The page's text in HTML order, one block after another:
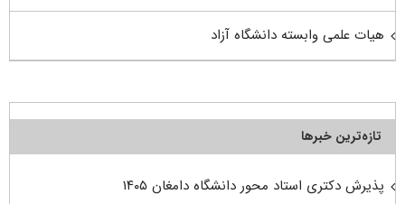
هیات علمی وابسته دانشگاه آزاد
تازه‌ترین خبرها
پذیرش دکتری استاد محور دانشگاه دامغان ۱۴۰۵